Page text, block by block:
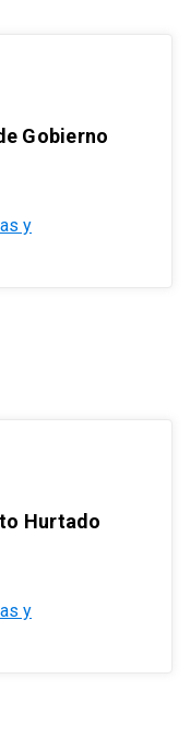
Gobierno
y
Hurtado
y